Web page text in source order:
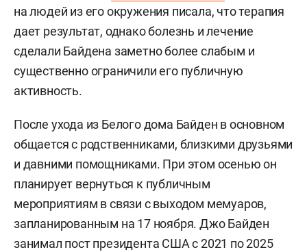
на людей из его окружения писала, что терапия
дает результат, однако болезнь и лечение
сделали Байдена заметно более слабым и
существенно ограничили его публичную
активность.
После ухода из Белого дома Байден в основном
общается с родственниками, близкими друзьями
и давними помощниками. При этом осенью он
планирует вернуться к публичным
мероприятиям в связи с выходом мемуаров,
запланированным на 17 ноября. Джо Байден
занимал пост президента США с 2021 по 2025